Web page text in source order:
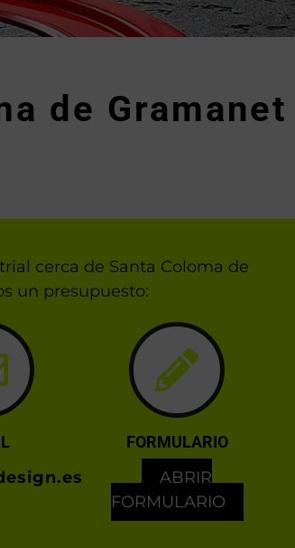
de Gramanet
cerca de Santa Coloma de
un presupuesto:
FORMULARIO
ABRIR
FORMULARIO